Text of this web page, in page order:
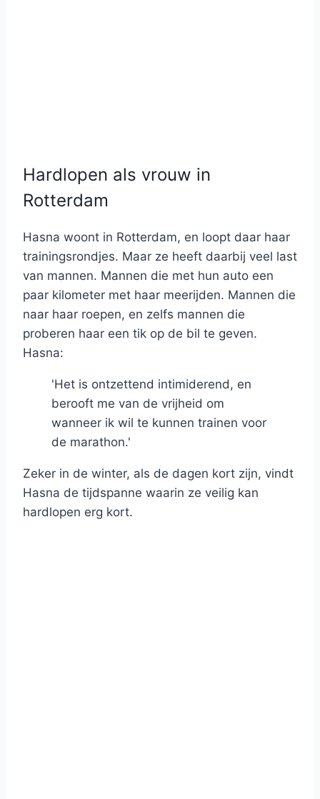
Hardlopen als vrouw in
Rotterdam
Hasna woont in Rotterdam, en loopt daar haar
trainingsrondjes. Maar ze heeft daarbij veel last
van mannen. Mannen die met hun auto een
paar kilometer met haar meerijden. Mannen die
naar haar roepen, en zelfs mannen die
proberen haar een tik op de bil te geven.
Hasna:
'Het is ontzettend intimiderend, en
berooft me van de vrijheid om
wanneer ik wil te kunnen trainen voor
de marathon.'
Zeker in de winter, als de dagen kort zijn, vindt
Hasna de tijdspanne waarin ze veilig kan
hardlopen erg kort.